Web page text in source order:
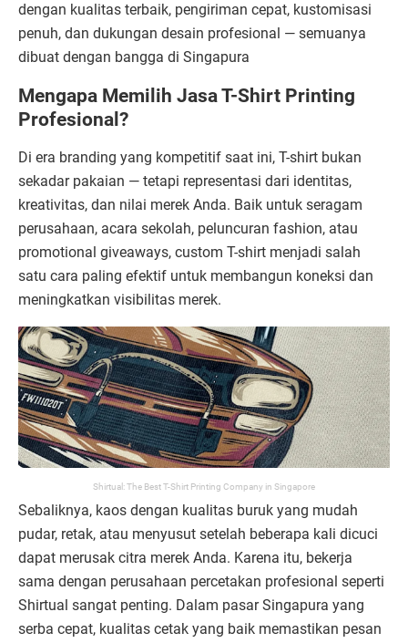
dengan kualitas terbaik, pengiriman cepat, kustomisasi
penuh, dan dukungan desain profesional — semuanya
dibuat dengan bangga di Singapura
Mengapa Memilih Jasa T-Shirt Printing
Profesional?
Di era branding yang kompetitif saat ini, T-shirt bukan
sekadar pakaian — tetapi representasi dari identitas,
kreativitas, dan nilai merek Anda. Baik untuk seragam
perusahaan, acara sekolah, peluncuran fashion, atau
promotional giveaways, custom T-shirt menjadi salah
satu cara paling efektif untuk membangun koneksi dan
meningkatkan visibilitas merek.
Shirtual: The Best T-Shirt Printing Company in Singapore
Sebaliknya, kaos dengan kualitas buruk yang mudah
pudar, retak, atau menyusut setelah beberapa kali dicuci
dapat merusak citra merek Anda. Karena itu, bekerja
sama dengan perusahaan percetakan profesional seperti
Shirtual sangat penting. Dalam pasar Singapura yang
serba cepat, kualitas cetak yang baik memastikan pesan